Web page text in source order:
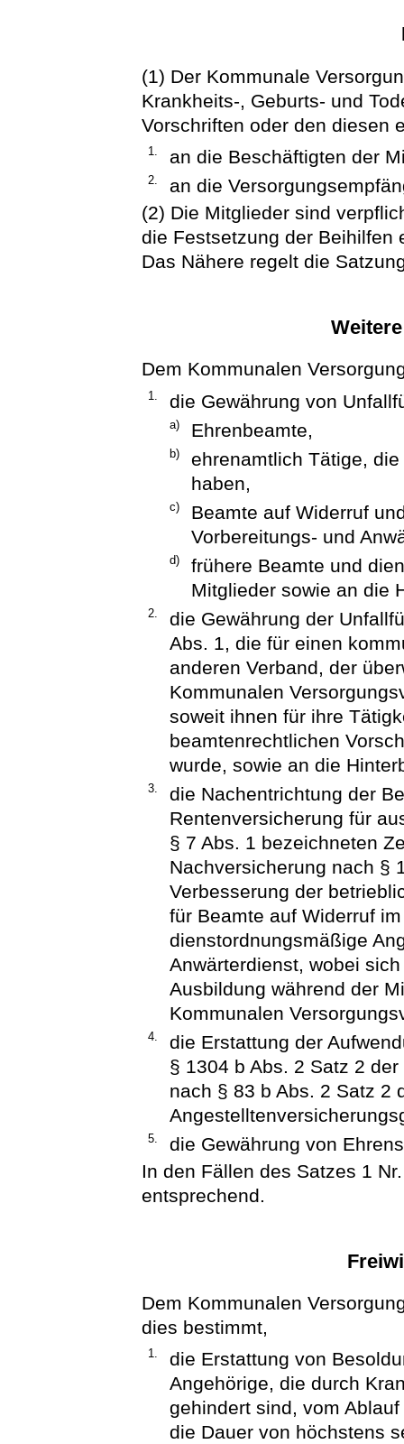
(1) Der Kommunale
Krankheits-, Geburts- und
Vorschriften oder den diesen
1. an die Beschäftigten der
2.
an die
(2) Die Mitglieder sind
die Festsetzung der Beihilfen
Das Nähere regelt die
Dem Kommunalen
1. die Gewährung von
a) Ehrenbeamte,
b)
ehrenamtlich Tätige,
haben,
c)
Beamte auf Widerruf
Vorbereitungs- und
d)
frühere Beamte und
Mitglieder sowie an die
2.
die Gewährung der
Abs. 1, die für einen
anderen Verband, der
Kommunalen
soweit ihnen für ihre
beamtenrechtlichen
wurde, sowie an die
3.
die Nachentrichtung der
Rentenversicherung für
§ 7 Abs. 1 bezeichneten
Nachversicherung nach §
Verbesserung der
für Beamte auf Widerruf
dienstordnungsmäßige
Anwärterdienst, wobei
Ausbildung während der
Kommunalen
4.
die Erstattung der
§ 1304 b Abs. 2 Satz 2 der
nach § 83 b Abs. 2 Satz 2
5.
die Gewährung von
In den Fällen des Satzes 1
entsprechend.
Dem Kommunalen
dies bestimmt,
1.
die Erstattung von
Angehörige, die durch
gehindert sind, vom
die Dauer von höchstens